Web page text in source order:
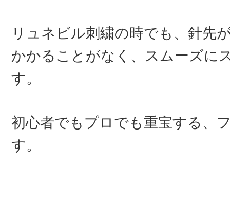
リュネビル刺繍の時でも、針先
かかることがなく、スムーズに
す。
初心者でもプロでも重宝する、
す。